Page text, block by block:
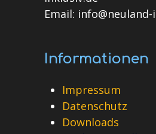
Email:
Informationen
Impressum
Datenschutz
Downloads